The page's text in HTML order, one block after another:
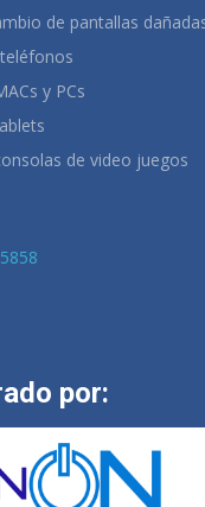
de pantallas
y PCs
de video juegos
por: